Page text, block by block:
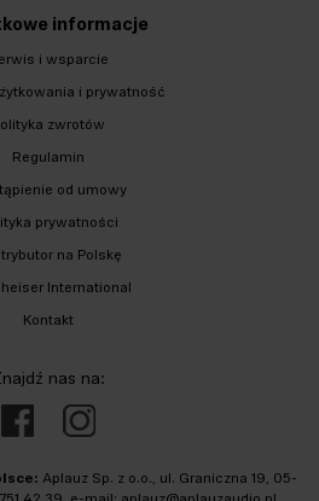
informacje
i wsparcie
i prywatność
zwrotów
Regulamin
od umowy
prywatności
na Polskę
International
Kontakt
nas na:
Aplauz Sp. z o.o., ul. Graniczna 19, 05-